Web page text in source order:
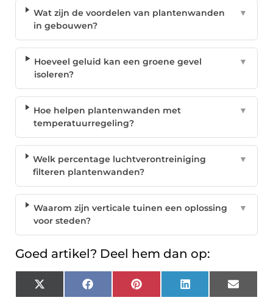
Wat zijn de voordelen van plantenwanden
in gebouwen?
▼
Hoeveel geluid kan een groene gevel
isoleren?
▼
Hoe helpen plantenwanden met
temperatuurregeling?
▼
Welk percentage luchtverontreiniging
filteren plantenwanden?
▼
Waarom zijn verticale tuinen een oplossing
voor steden?
▼
Goed artikel? Deel hem dan op:
X
(Twitter)
Facebook Pinterest LinkedIn Email